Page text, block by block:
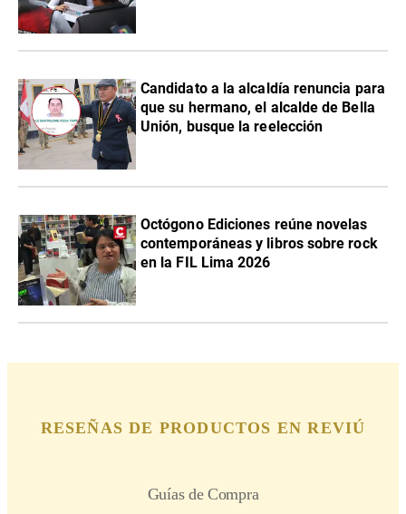
Candidato a la alcaldía renuncia para
que su hermano, el alcalde de Bella
Unión, busque la reelección
Octógono Ediciones reúne novelas
contemporáneas y libros sobre rock
en la FIL Lima 2026